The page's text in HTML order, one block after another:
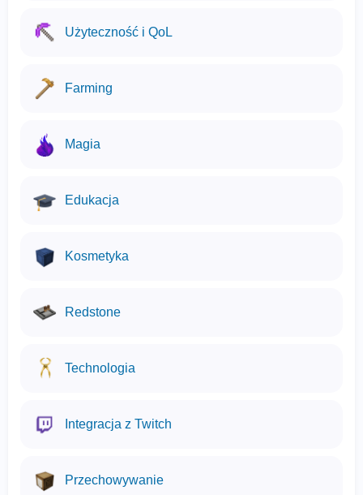
Użyteczność i QoL
Farming
Magia
Edukacja
Kosmetyka
Redstone
Technologia
Integracja z Twitch
Przechowywanie